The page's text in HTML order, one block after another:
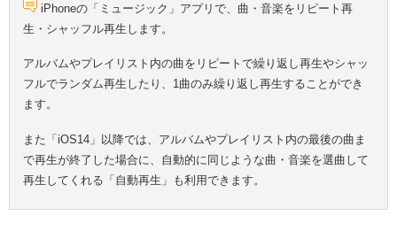
iPhoneの「ミュージック」アプリで、曲・音楽をリピート再
生・シャッフル再生します。
アルバムやプレイリスト内の曲をリピートで繰り返し再生やシャッ
フルでランダム再生したり、1曲のみ繰り返し再生することができ
ます。
また「iOS14」以降では、アルバムやプレイリスト内の最後の曲ま
で再生が終了した場合に、自動的に同じような曲・音楽を選曲して
再生してくれる「自動再生」も利用できます。